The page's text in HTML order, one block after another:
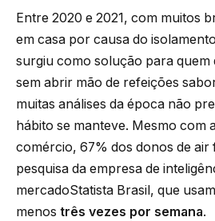
Entre 2020 e 2021, com muitos
em casa por causa do
surgiu como solução para quem
sem abrir mão de refeições
muitas análises da época não
hábito se manteve. Mesmo com
comércio, 67% dos donos de
pesquisa da empresa de
mercadoStatista Brasil, que
menos três vezes por semana.